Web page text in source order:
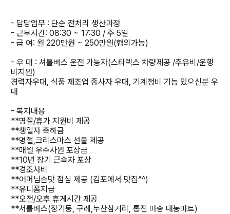
- 담당업무 : 단순 전처리 생산과정
- 근무시간: 08:30 ~ 17:30 / 주 5일
- 급 여: 월 220만원 ~ 250만원(협의가능)
- 우 대 : 셔틀버스 운전 가능자(스타렉스 차량제공 /주유비/운행
비지원)
경력자우대, 식품 제조업 종사자 우대, 기계정비 기능 있으신분 우
대
- 복지내용
**명절/휴가 지원비 제공
**생일자 축하금
**명절,크리스마스 선물 제공
**매월 우수사원 포상금
**10년 장기 근속자 포상
**경조사비
**어머님손맛 점심 제공 (김포에서 맛집^^)
**유니폼지급
**오전/오후 휴게시간 제공
**서틀버스(장기동, 구례,누산삼거리, 통진 마송 대농마트)